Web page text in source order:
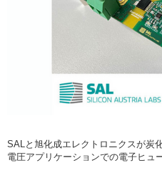
自動車豆知識
ディテイリング
ストップ 不具合修理＆粗悪修理
ショップ紹介
ショップレポート
ェクト
イベント告知
SALと旭化成エレクトロニクスが炭
電圧アプリケーションでの電子ヒュ